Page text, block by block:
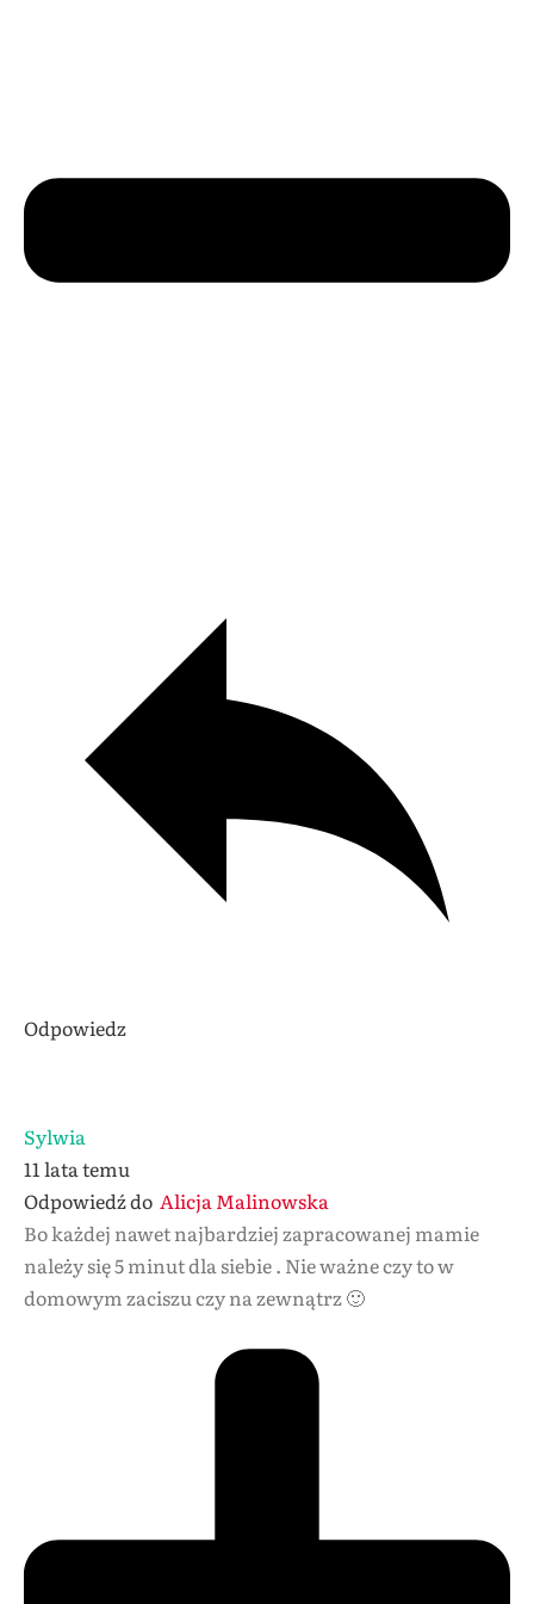
Odpowiedz
Sylwia
11 lata temu
Odpowiedź do Alicja Malinowska
Bo każdej nawet najbardziej zapracowanej mamie
należy się 5 minut dla siebie . Nie ważne czy to w
domowym zaciszu czy na zewnątrz 🙂